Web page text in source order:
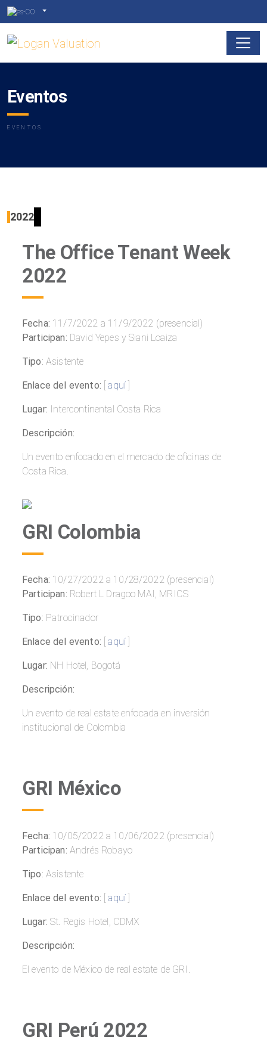
Eventos
EVENTOS
2022
The Office Tenant Week
2022
Fecha: 11/7/2022 a 11/9/2022 (presencial)
Participan: David Yepes y Siani Loaiza
Tipo: Asistente
Enlace del evento: [aquí
Lugar: Intercontinental Costa Rica
Descripción:
Un evento enfocado en el mercado de oficinas de
Costa Rica.
GRI Colombia
Fecha: 10/27/2022 a 10/28/2022 (presencial)
Participan: Robert L Dragoo MAI, MRICS
Tipo: Patrocinador
Enlace del evento: [aquí
Lugar: NH Hotel, Bogotá
Descripción:
Un evento de real estate enfocada en inversión
institucional de Colombia
GRI México
Fecha: 10/05/2022 a 10/06/2022 (presencial)
Participan: Andrés Robayo
Tipo: Asistente
Enlace del evento: [aquí
Lugar:St. Regis Hotel, CDMX
Descripción:
El evento de México de real estate de GRI.
GRI Perú 2022